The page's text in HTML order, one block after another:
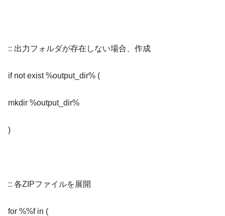
:: 出力フォルダが存在しない場合、作成
if not exist %output_dir% (
mkdir %output_dir%
)
:: 各ZIPファイルを展開
for %%f in (